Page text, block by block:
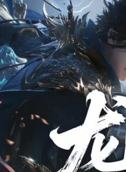
天天免運 美食蛋糕
居家生活 3C家電
男裝
日本購物 電子/紙本書
HOT